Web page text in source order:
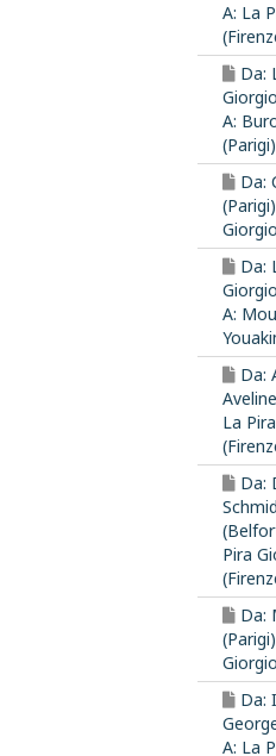
A: La
Da:
A:
(Parigi)
Da:
Da:
A:
Da:
La
Da:
Pira
Da:
Da:
A: La